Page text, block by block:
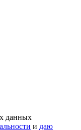
данных
и даю